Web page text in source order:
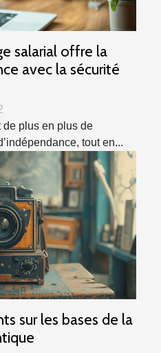
salarial offre la
avec la sécurité
de plus en plus de
tout en...
sur les bases de la